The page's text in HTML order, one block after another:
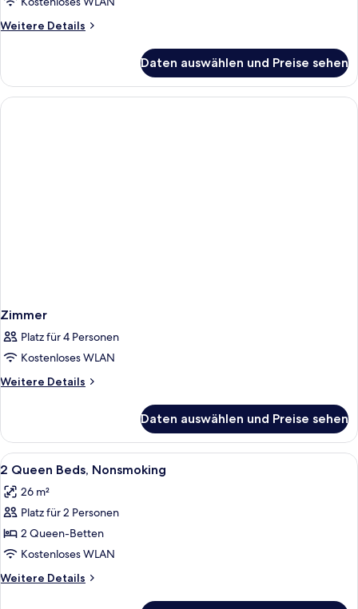
Pets
Allowed)
1 King-
anzeigen
Weitere Details
Weitere
Suite,
1 King-
Bett,
Daten auswählen und Preise sehen
Zimmer
Platz für 4 Personen
Kostenloses WLAN
Weitere Details
Weitere
Daten auswählen und Preise sehen
Alle
Fotos
für
2
Queen
Beds,
Nonsmoking
anzeigen
Schreibtisch, Bügeleisen/Bügelbrett,
9
2 Queen Beds, Nonsmoking
26 m²
Platz für 2 Personen
2 Queen-Betten
Kostenloses WLAN
Weitere Details
Weitere